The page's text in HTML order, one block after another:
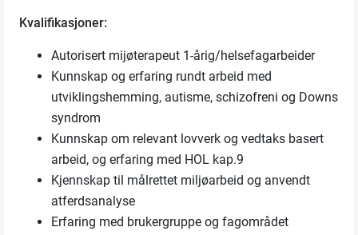
Kvalifikasjoner:
Autorisert mijøterapeut 1-årig/helsefagarbeider
Kunnskap og erfaring rundt arbeid med
utviklingshemming, autisme, schizofreni og Downs
syndrom
Kunnskap om relevant lovverk og vedtaks basert
arbeid, og erfaring med HOL kap.9
Kjennskap til målrettet miljøarbeid og anvendt
atferdsanalyse
Erfaring med brukergruppe og fagområdet